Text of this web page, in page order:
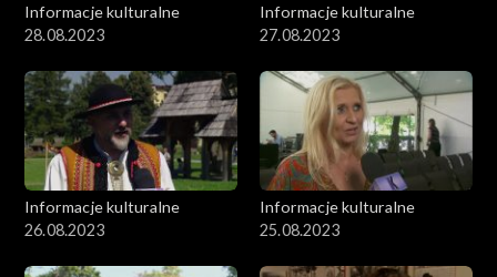
Informacje kulturalne
28.08.2023
Informacje kulturalne
27.08.2023
Informacje kulturalne
26.08.2023
Informacje kulturalne
25.08.2023